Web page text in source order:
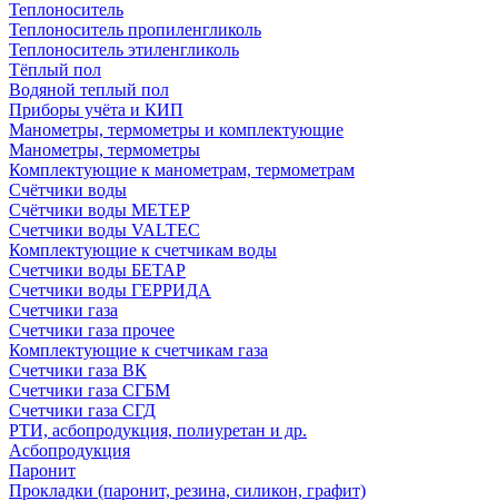
Теплоноситель
Теплоноситель пропиленгликоль
Теплоноситель этиленгликоль
Тёплый пол
Водяной теплый пол
Приборы учёта и КИП
Манометры, термометры и комплектующие
Манометры, термометры
Комплектующие к манометрам, термометрам
Счётчики воды
Счётчики воды МЕТЕР
Счетчики воды VALTEC
Комплектующие к счетчикам воды
Счетчики воды БЕТАР
Счетчики воды ГЕРРИДА
Счетчики газа
Счетчики газа прочее
Комплектующие к счетчикам газа
Счетчики газа ВК
Счетчики газа СГБМ
Счетчики газа СГД
РТИ, асбопродукция, полиуретан и др.
Асбопродукция
Паронит
Прокладки (паронит, резина, силикон, графит)